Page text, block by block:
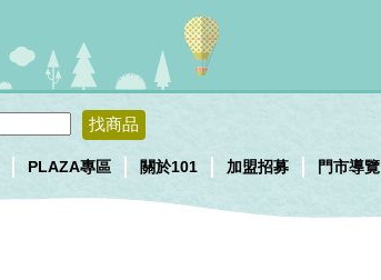
找商品
PLAZA專區 關於101 加盟招募 門市導覽